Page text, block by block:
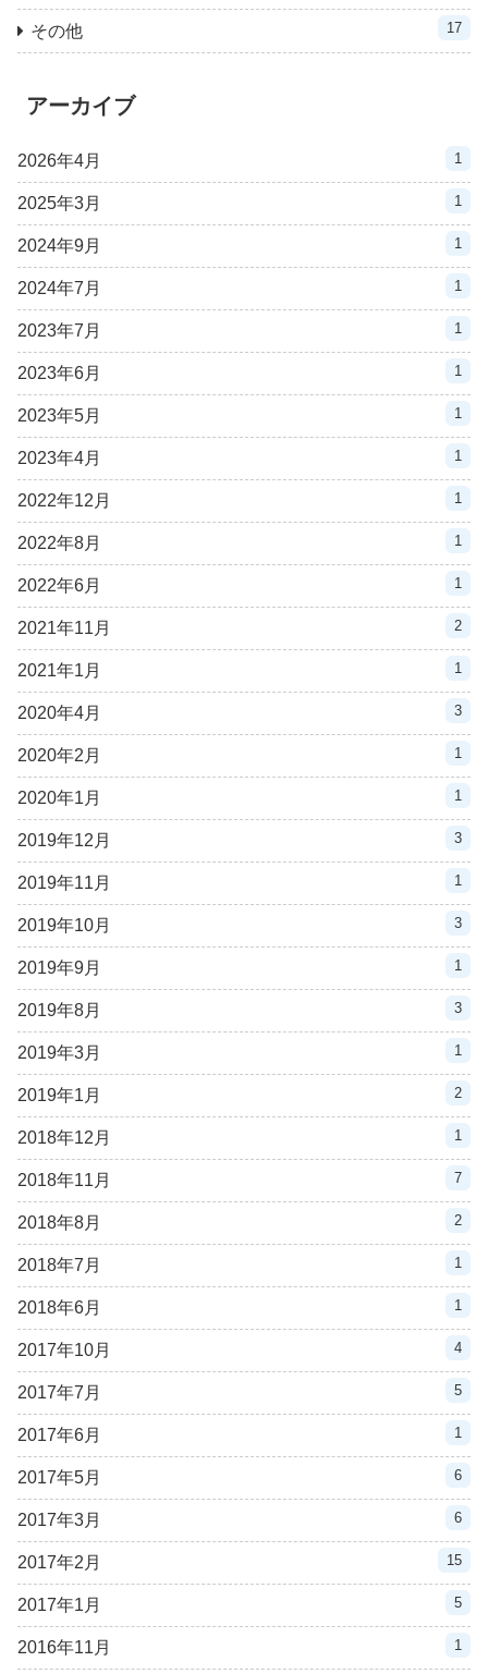
その他 17
アーカイブ
2026年4月 1
2025年3月 1
2024年9月 1
2024年7月 1
2023年7月 1
2023年6月 1
2023年5月 1
2023年4月 1
2022年12月 1
2022年8月 1
2022年6月 1
2021年11月 2
2021年1月 1
2020年4月 3
2020年2月 1
2020年1月 1
2019年12月 3
2019年11月 1
2019年10月 3
2019年9月 1
2019年8月 3
2019年3月 1
2019年1月 2
2018年12月 1
2018年11月 7
2018年8月 2
2018年7月 1
2018年6月 1
2017年10月 4
2017年7月 5
2017年6月 1
2017年5月 6
2017年3月 6
2017年2月 15
2017年1月 5
2016年11月 1